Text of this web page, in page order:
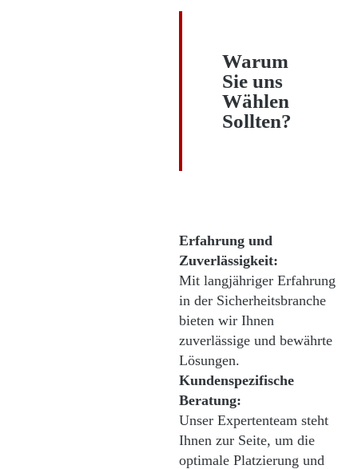
Warum
Sie uns
Wählen
Sollten?
Erfahrung und
Zuverlässigkeit:
Mit langjähriger Erfahrung
in der Sicherheitsbranche
bieten wir Ihnen
zuverlässige und bewährte
Lösungen.
Kundenspezifische
Beratung:
Unser Expertenteam steht
Ihnen zur Seite, um die
optimale Platzierung und